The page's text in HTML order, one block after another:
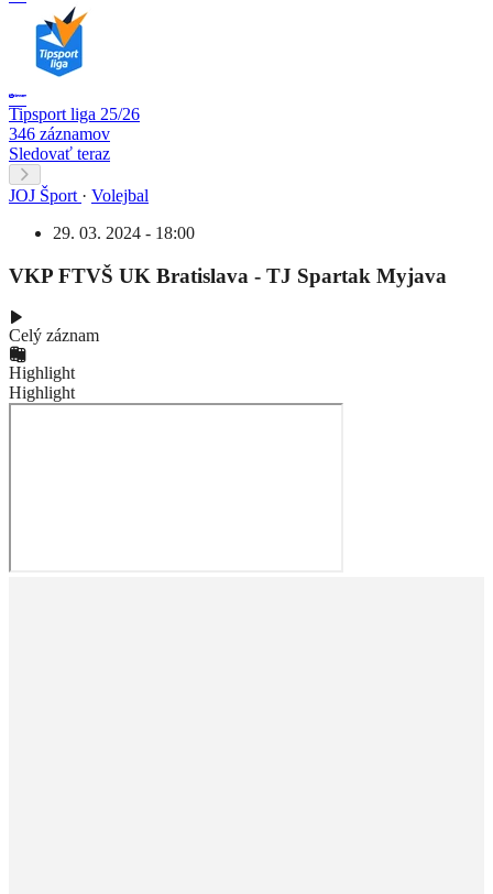
Tipsport liga 25/26
346 záznamov
Sledovať teraz
JOJ Šport · Volejbal
29. 03. 2024 - 18:00
VKP FTVŠ UK Bratislava - TJ Spartak Myjava
Celý záznam
Highlight
Highlight